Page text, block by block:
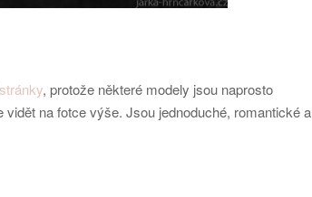
, protože některé modely jsou naprosto
na fotce výše. Jsou jednoduché, romantické a